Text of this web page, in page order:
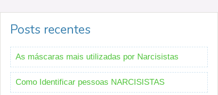
Posts recentes
As máscaras mais utilizadas por Narcisistas
Como Identificar pessoas NARCISISTAS